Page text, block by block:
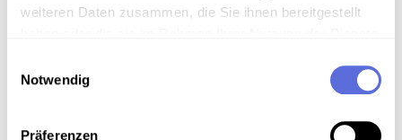
weiteren Daten zusammen, die Sie ihnen bereitgestellt
Notwendig
Präferenzen
Tank im Schlamm
©